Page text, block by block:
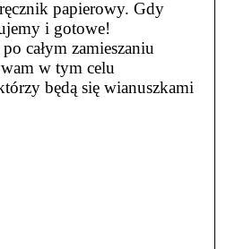
papierowy. Gdy
i gotowe!
całym zamieszaniu
w tym celu
będą się wianuszkami